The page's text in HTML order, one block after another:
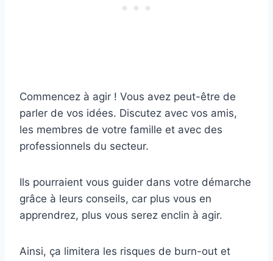
Commencez à agir ! Vous avez peut-être de
parler de vos idées. Discutez avec vos amis,
les membres de votre famille et avec des
professionnels du secteur.
Ils pourraient vous guider dans votre démarche
grâce à leurs conseils, car plus vous en
apprendrez, plus vous serez enclin à agir.
Ainsi, ça limitera les risques de burn-out et